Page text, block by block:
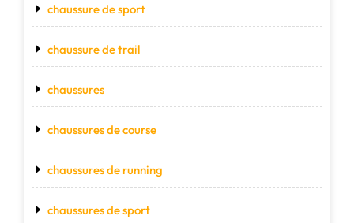
chaussure de sport
chaussure de trail
chaussures
chaussures de course
chaussures de running
chaussures de sport